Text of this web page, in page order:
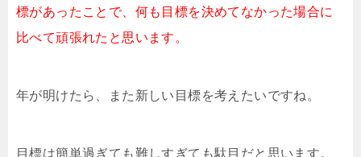
標があったことで、何も目標を決めてなかった場合に
比べて頑張れたと思います。
年が明けたら、また新しい目標を考えたいですね。
目標は簡単過ぎても難しすぎても駄目だと思います。